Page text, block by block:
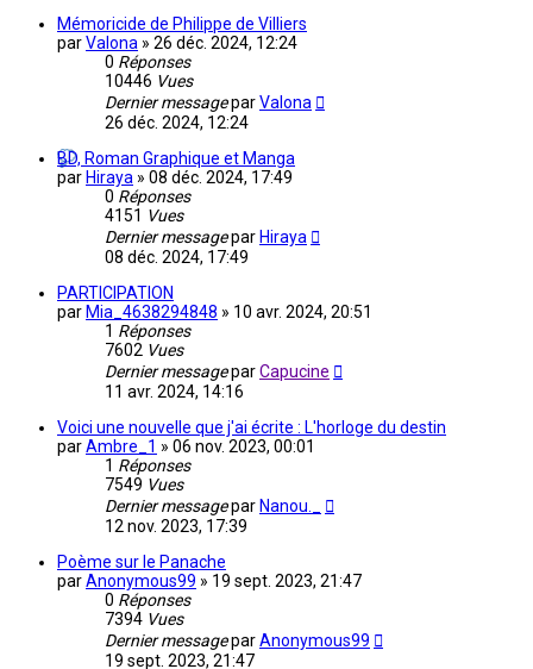
Mémoricide de Philippe de Villiers
parValona » 26 déc. 2024, 12:24
0 Réponses
10446 Vues
Dernier messageparValona
26 déc. 2024, 12:24
BD, Roman Graphique et Manga
par Hiraya » 08 déc. 2024, 17:49
0 Réponses
4151 Vues
Dernier messagepar Hiraya
08 déc. 2024, 17:49
PARTICIPATION
par Mia_4638294848 » 10 avr. 2024, 20:51
1 Réponses
7602 Vues
Dernier messageparCapucine
11 avr. 2024, 14:16
Voici une nouvelle que j'ai écrite : L'horloge du destin
parAmbre_1 » 06 nov. 2023, 00:01
1 Réponses
7549 Vues
Dernier messagepar Nanou._
12 nov. 2023, 17:39
Poème sur le Panache
parAnonymous99 » 19 sept. 2023, 21:47
0 Réponses
7394 Vues
Dernier messageparAnonymous99
19 sept. 2023, 21:47